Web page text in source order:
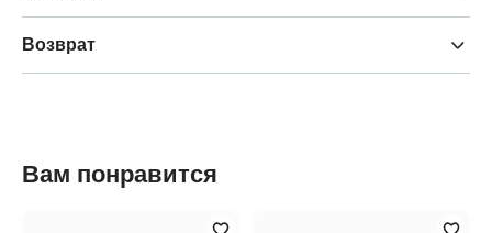
Возврат
Вам понравится